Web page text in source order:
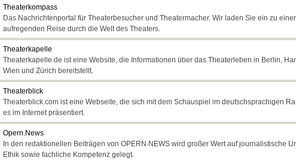
Theaterkompass
Das Nachrichtenportal für Theaterbesucher und Theatermacher. Wir laden Sie ein zu
aufregenden Reise durch die Welt des Theaters.
Theaterkapelle
Theaterkapelle.de ist eine Website, die Informationen über das Theaterleben in Berlin,
Wien und Zürich bereitstellt.
Theaterblick
Theaterblick.com ist eine Webseite, die sich mit dem Schauspiel im deutschsprachigen
es im Internet präsentiert.
Opern.News
In den redaktionellen Beiträgen von OPERN∙NEWS wird großer Wert auf journalistische
Ethik sowie fachliche Kompetenz gelegt.